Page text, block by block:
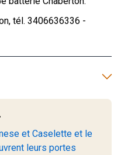
tél. 3406636336 -
et Caselette et le
leurs portes